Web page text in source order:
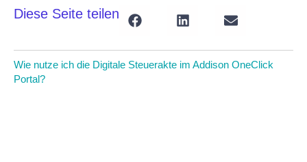
Diese Seite teilen
Wie nutze ich die Digitale Steuerakte im Addison OneClick
Portal?